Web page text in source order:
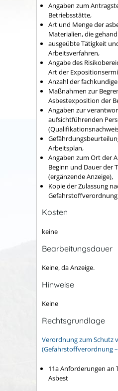
Angaben zum
Betriebsstätte,
Art und Menge der
Materialien, die
ausgeübte Tätigkeit
Arbeitsverfahren,
Angabe des
Art der
Anzahl der
Maßnahmen zur
Asbestexposition der
Angaben zur
aufsichtführenden
Arbeitsplan,
Angaben zum Ort der
Beginn und Dauer der
(ergänzende Anzeige),
Kopie der Zulassung
Gefahrstoffverordnung
Kosten
keine
Bearbeitungsdauer
Keine, da Anzeige.
Hinweise
Keine
Rechtsgrundlage
Verordnung zum Schutz
(Gefahrstoffverordnung
11a Anforderungen an
Asbest